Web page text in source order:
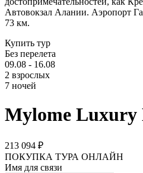
Автовокзал Алании. Аэропорт
73 км.
Купить тур
Без перелета
09.08 - 16.08
2 взрослых
7 ночей
Mylome Luxury
213 094 ₽
ПОКУПКА ТУРА ОНЛАЙН
Имя для связи